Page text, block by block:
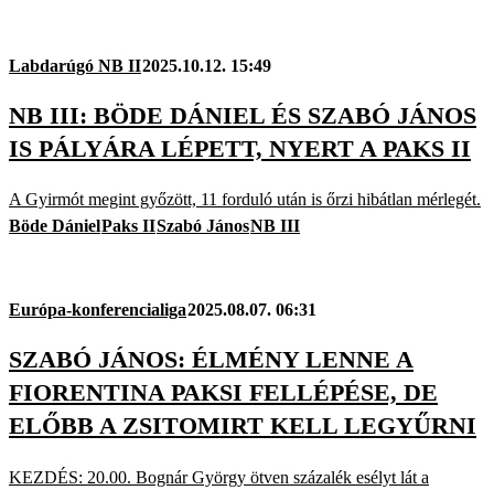
Labdarúgó NB II2025.10.12. 15:49
NB III: BÖDE DÁNIEL ÉS SZABÓ JÁNOS
IS PÁLYÁRA LÉPETT, NYERT A PAKS II
A Gyirmót megint győzött, 11 forduló után is őrzi hibátlan mérlegét.
Böde DánielPaks IISzabó JánosNB III
Európa-konferencialiga2025.08.07. 06:31
SZABÓ JÁNOS: ÉLMÉNY LENNE A
FIORENTINA PAKSI FELLÉPÉSE, DE
ELŐBB A ZSITOMIRT KELL LEGYŰRNI
KEZDÉS: 20.00. Bognár György ötven százalék esélyt lát a